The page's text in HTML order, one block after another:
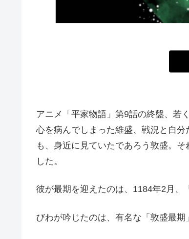
アニメ「平家物語」第9話の終盤、若
心を病んでしまった維盛、戦況と自
も、身近に見ていたであろう敦盛。
した。
彼が最期を迎えたのは、1184年2月、
びわが吟じたのは、有名な「敦盛最期